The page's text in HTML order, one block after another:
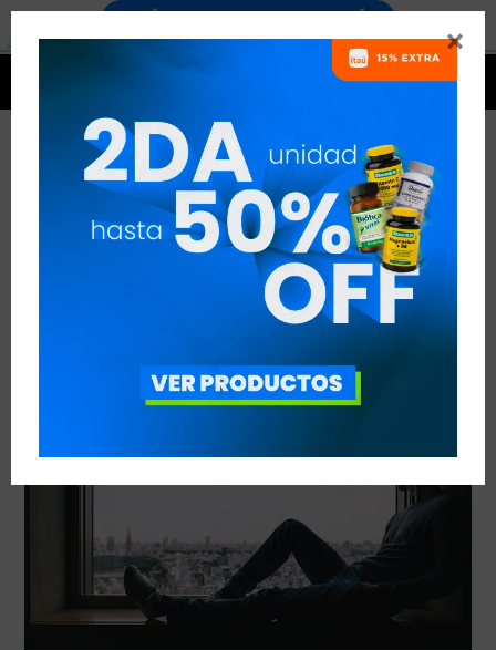

EJERCICIO Y BIENESTAR MENTAL
VER TODAS LAS ENTRADAS
NoticiasNutrición Otros temas de